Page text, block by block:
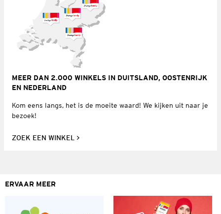
MEER DAN 2.000 WINKELS IN DUITSLAND, OOSTENRIJK
EN NEDERLAND
Kom eens langs, het is de moeite waard! We kijken uit naar je
bezoek!
ZOEK EEN WINKEL
ERVAAR MEER